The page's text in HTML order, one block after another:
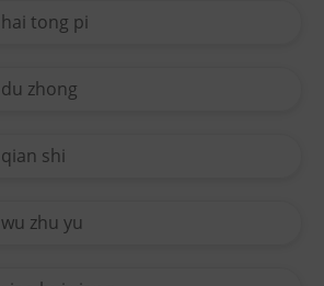
hai tong pi
du zhong
qian shi
wu zhu yu